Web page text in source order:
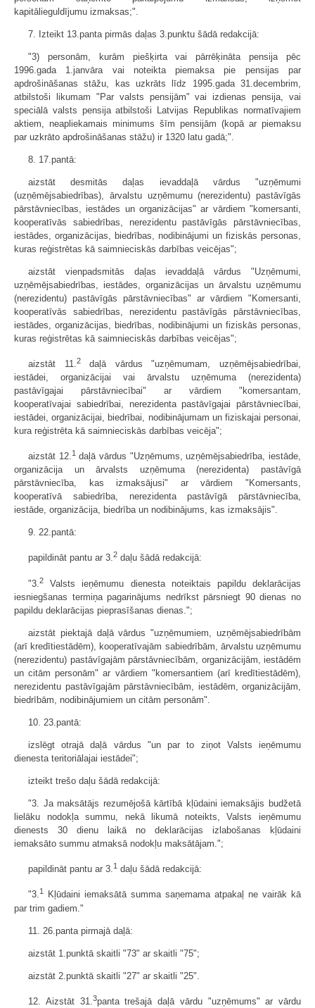
kapitālieguldījumu izmaksas;".
7. Izteikt 13.panta pirmās daļas 3.punktu šādā redakcijā:
"3) personām, kurām piešķirta vai pārrēķināta pensija pēc
1996.gada 1.janvāra vai noteikta piemaksa pie pensijas par
apdrošināšanas stāžu, kas uzkrāts līdz 1995.gada 31.decembrim,
atbilstoši likumam "Par valsts pensijām" vai izdienas pensija, vai
speciālā valsts pensija atbilstoši Latvijas Republikas normatīvajiem
aktiem, neapliekamais minimums šīm pensijām (kopā ar piemaksu
par uzkrāto apdrošināšanas stāžu) ir 1320 latu gadā;".
8. 17.pantā:
aizstāt desmitās daļas ievaddaļā vārdus "uzņēmumi
(uzņēmējsabiedrības), ārvalstu uzņēmumu (nerezidentu) pastāvīgās
pārstāvniecības, iestādes un organizācijas" ar vārdiem "komersanti,
kooperatīvās sabiedrības, nerezidentu pastāvīgās pārstāvniecības,
iestādes, organizācijas, biedrības, nodibinājumi un fiziskās personas,
kuras reģistrētas kā saimnieciskās darbības veicējas";
aizstāt vienpadsmitās daļas ievaddaļā vārdus "Uzņēmumi,
uzņēmējsabiedrības, iestādes, organizācijas un ārvalstu uzņēmumu
(nerezidentu) pastāvīgās pārstāvniecības" ar vārdiem "Komersanti,
kooperatīvās sabiedrības, nerezidentu pastāvīgās pārstāvniecības,
iestādes, organizācijas, biedrības, nodibinājumi un fiziskās personas,
kuras reģistrētas kā saimnieciskās darbības veicējas";
aizstāt 11. 2daļā vārdus "uzņēmumam, uzņēmējsabiedrībai,
iestādei, organizācijai vai ārvalstu uzņēmuma (nerezidenta)
pastāvīgajai pārstāvniecībai" ar vārdiem "komersantam,
kooperatīvajai sabiedrībai, nerezidenta pastāvīgajai pārstāvniecībai,
iestādei, organizācijai, biedrībai, nodibinājumam un fiziskajai personai,
kura reģistrēta kā saimnieciskās darbības veicēja";
aizstāt 12.1daļā vārdus "Uzņēmums, uzņēmējsabiedrība, iestāde,
organizācija un ārvalsts uzņēmuma (nerezidenta) pastāvīgā
pārstāvniecība, kas izmaksājusi" ar vārdiem "Komersants,
kooperatīvā sabiedrība, nerezidenta pastāvīgā pārstāvniecība,
iestāde, organizācija, biedrība un nodibinājums, kas izmaksājis".
9. 22.pantā:
papildināt pantu ar 3.2 daļu šādā redakcijā:
"3. 2
Valsts ieņēmumu dienesta noteiktais papildu deklarācijas
iesniegšanas termiņa pagarinājums nedrīkst pārsniegt 90 dienas no
papildu deklarācijas pieprasīšanas dienas.";
aizstāt piektajā daļā vārdus "uzņēmumiem, uzņēmējsabiedrībām
(arī kredīt­iestādēm), kooperatīvajām sabiedrībām, ārvalstu uzņēmumu
(nerezidentu) pastāvīgajām pārstāvniecībām, organizācijām, iestādēm
un citām personām" ar vārdiem "komersantiem (arī kredītiestādēm),
nerezidentu pastāvīgajām pārstāv­niecībām, iestādēm, organizācijām,
biedrībām, nodibinājumiem un citām personām".
10. 23.pantā:
izslēgt otrajā daļā vārdus "un par to ziņot Valsts ieņēmumu
dienesta teritoriālajai iestādei";
izteikt trešo daļu šādā redakcijā:
"3. Ja maksātājs rezumējošā kārtībā kļūdaini iemaksājis budžetā
lielāku nodokļa summu, nekā likumā noteikts, Valsts ieņēmumu
dienests 30 dienu laikā no de­klarācijas izlabošanas kļūdaini
iemaksāto summu atmaksā nodokļu maksātājam.";
papildināt pantu ar 3.1 daļu šādā redakcijā:
"3.1
Kļūdaini iemaksātā summa saņemama atpakaļ ne vairāk kā
par trim gadiem."
11. 26.panta pirmajā daļā:
aizstāt 1.punktā skaitli "73" ar skaitli "75";
aizstāt 2.punktā skaitli "27" ar skaitli "25".
12. Aizstāt 31. 3panta trešajā daļā vārdu "uzņēmums" ar vārdu